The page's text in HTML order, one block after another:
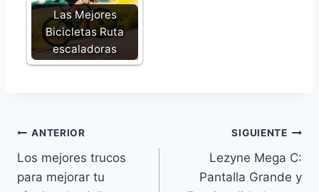
Las Mejores
Bicicletas Ruta
escaladoras
Navegación
de
ANTERIOR
Los mejores trucos
para mejorar tu
SIGUIENTE
Lezyne Mega C:
Pantalla Grande y